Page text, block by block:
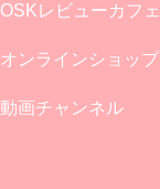
OSKレビューカフェ
オンラインショップ
動画チャンネル